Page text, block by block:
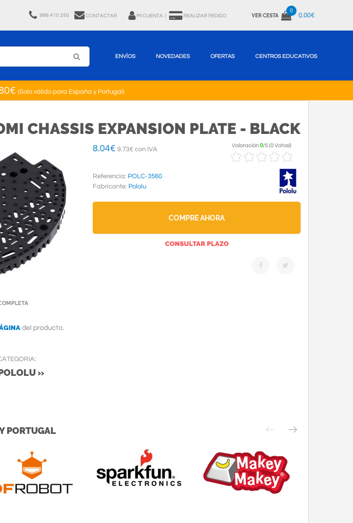
966 410 250 CONTACTAR MI CUENTA REALIZAR PEDIDO VER CESTA
0
0.00€
ENVÍOS NOVEDADES OFERTAS CENTROS EDUCATIVOS
(Solo válido para España y Portugal)
CHASSIS EXPANSION PLATE - BLACK
8.04€ 9.73€ con IVA
Valoración0/5(0 Votos!)
Referencia: POLC-3560
Fabricante: Pololu
COMPRE AHORA
CONSULTAR PLAZO
del producto.
»
PORTUGAL